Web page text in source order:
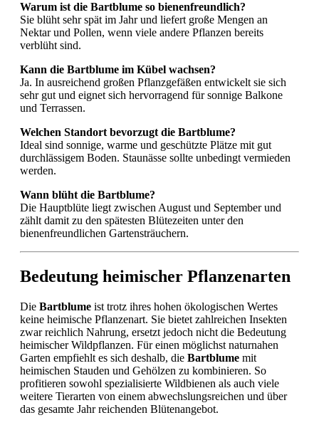
Warum ist die Bartblume so bienenfreundlich?
Sie blüht sehr spät im Jahr und liefert große Mengen an
Nektar und Pollen, wenn viele andere Pflanzen bereits
verblüht sind.
Kann die Bartblume im Kübel wachsen?
Ja. In ausreichend großen Pflanzgefäßen entwickelt sie sich
sehr gut und eignet sich hervorragend für sonnige Balkone
und Terrassen.
Welchen Standort bevorzugt die Bartblume?
Ideal sind sonnige, warme und geschützte Plätze mit gut
durchlässigem Boden. Staunässe sollte unbedingt vermieden
werden.
Wann blüht die Bartblume?
Die Hauptblüte liegt zwischen August und September und
zählt damit zu den spätesten Blütezeiten unter den
bienenfreundlichen Gartensträuchern.
Bedeutung heimischer Pflanzenarten
Die Bartblume ist trotz ihres hohen ökologischen Wertes
keine heimische Pflanzenart. Sie bietet zahlreichen Insekten
zwar reichlich Nahrung, ersetzt jedoch nicht die Bedeutung
heimischer Wildpflanzen. Für einen möglichst naturnahen
Garten empfiehlt es sich deshalb, die Bartblume mit
heimischen Stauden und Gehölzen zu kombinieren. So
profitieren sowohl spezialisierte Wildbienen als auch viele
weitere Tierarten von einem abwechslungsreichen und über
das gesamte Jahr reichenden Blütenangebot.